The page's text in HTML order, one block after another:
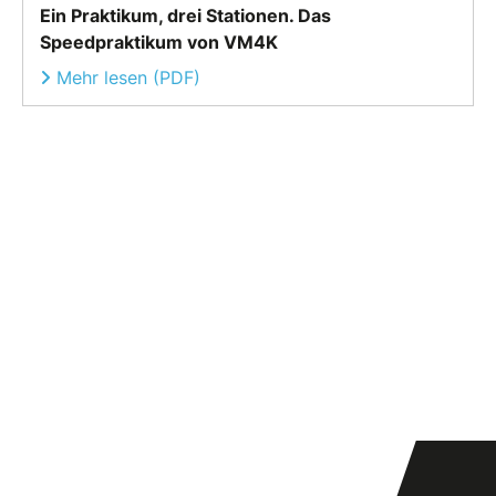
Ein Praktikum, drei Stationen. Das
Speedpraktikum von VM4K
Mehr lesen (PDF)